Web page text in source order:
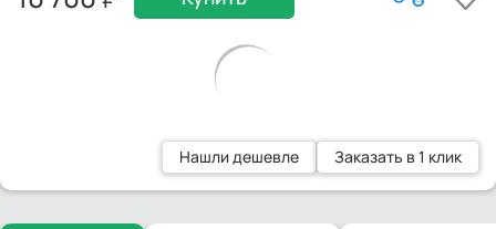
Нашли дешевле Заказать в 1 клик